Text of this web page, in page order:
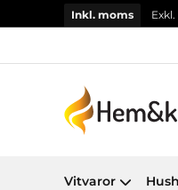
Inkl. moms
Vitvaror